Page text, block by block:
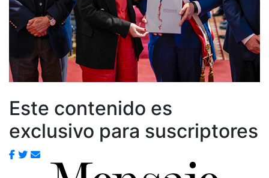
Este contenido es
exclusivo para suscriptores